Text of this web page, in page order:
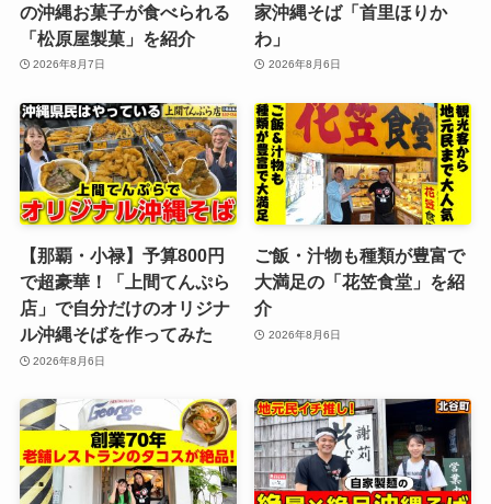
の沖縄お菓子が食べられる
「松原屋製菓」を紹介
2026年8月7日
家沖縄そば「首里ほりか
わ」
2026年8月6日
【那覇・小禄】予算800円
で超豪華！「上間てんぷら
店」で自分だけのオリジナ
ル沖縄そばを作ってみた
2026年8月6日
ご飯・汁物も種類が豊富で
大満足の「花笠食堂」を紹
介
2026年8月6日